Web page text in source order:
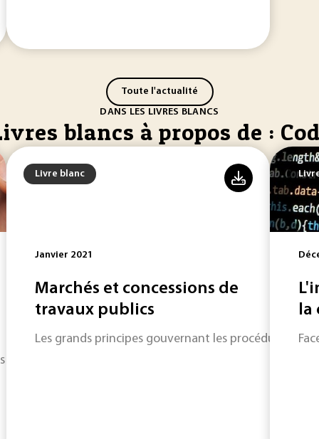
Toute l'actualité
DANS LES LIVRES BLANCS
blancs à propos de :
technologies sont déjà en construction
Livre blanc
Janvier 2021
Marchés et concessions de
travaux publics
Les grands principes gouvernant les procédures de
la